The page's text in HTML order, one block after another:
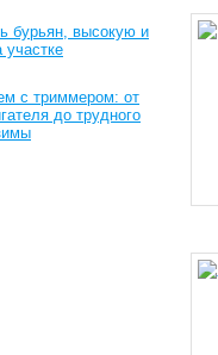
бурьян, высокую и
участке
с триммером: от
до трудного